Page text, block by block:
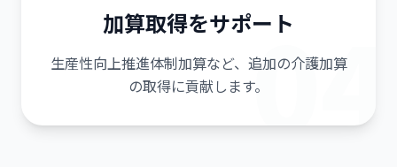
04
加算取得をサポート
生産性向上推進体制加算など、追加の介護加算
の取得に貢献します。